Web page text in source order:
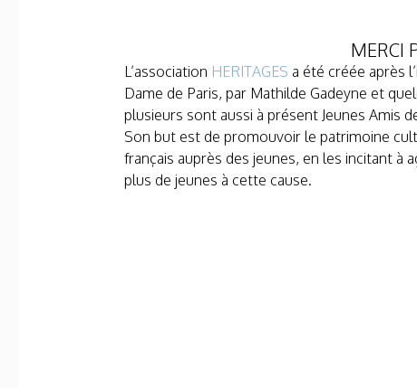
MERCI
L’association HERITAGES a été créée après
Dame de Paris, par Mathilde Gadeyne et
plusieurs sont aussi à présent Jeunes Amis
Son but est de promouvoir le patrimoine
français auprès des jeunes, en les incitant à
plus de jeunes à cette cause.